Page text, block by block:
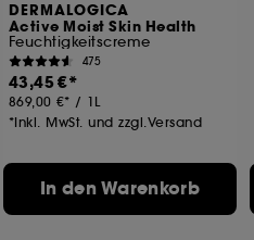
DERMALOGICA
Active Moist Skin Health
Feuchtigkeitscreme
475
43,45 €
869,00 € / 1L
*Inkl. MwSt. und zzgl.Versand
In den Warenkorb